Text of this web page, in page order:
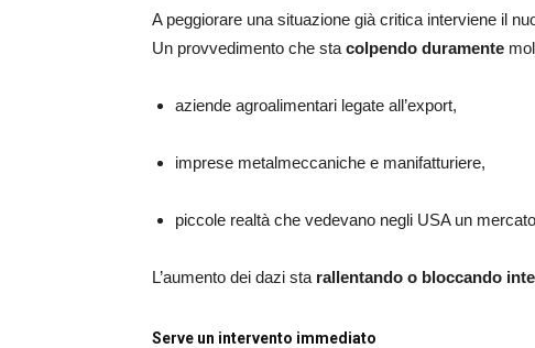
A peggiorare una situazione già critica interviene il
Un provvedimento che sta colpendo duramente
aziende agroalimentari legate all’export,
imprese metalmeccaniche e manifatturiere,
piccole realtà che vedevano negli USA un
L’aumento dei dazi sta rallentando o bloccando
Serve un intervento immediato